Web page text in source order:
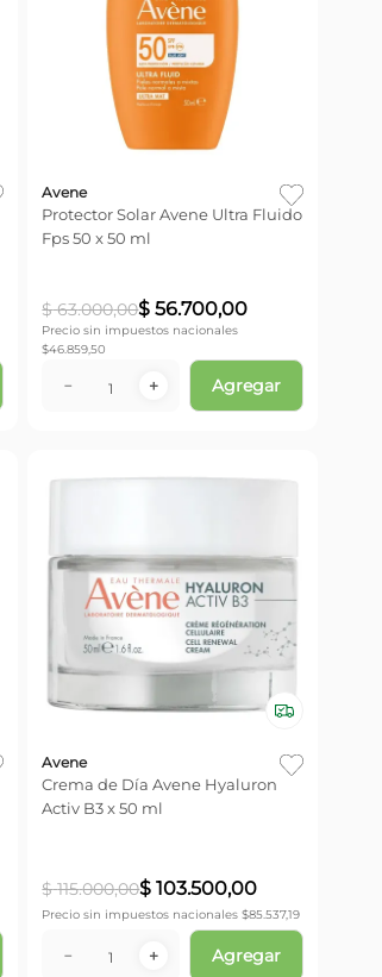
Avene
Protector Solar Avene Ultra Fluido
Fps 50 x 50 ml
$ 63.000,00$ 56.700,00
Precio sin impuestos nacionales
$46.859,50
＋
－ Agregar
Avene
Crema de Día Avene Hyaluron
Activ B3 x 50 ml
$ 115.000,00$ 103.500,00
Precio sin impuestos nacionales $85.537,19
＋
－ Agregar